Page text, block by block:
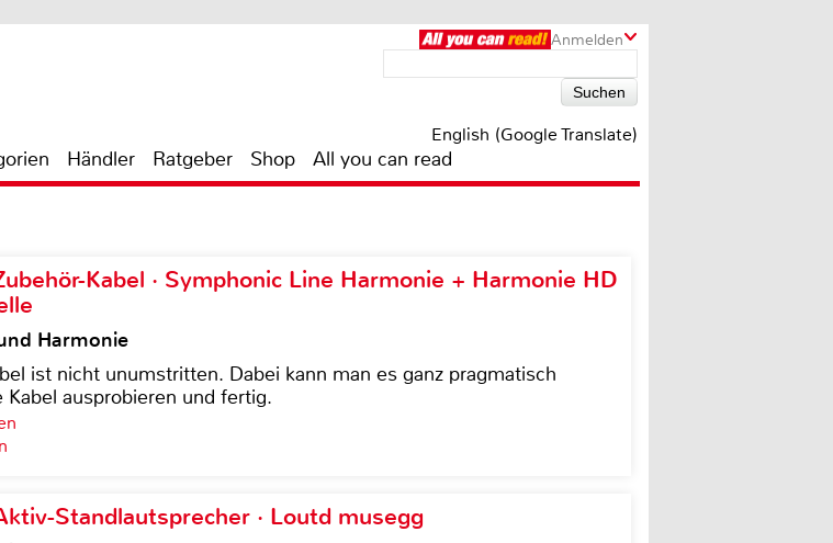
Anmelden
English (Google Translate)
Händler Ratgeber Shop All you can read
Kabel · Symphonic Line Harmonie + Harmonie HD
Harmonie
ist nicht unumstritten. Dabei kann man es ganz pragmatisch
Kabel ausprobieren und fertig.
Standlautsprecher · Loutd musegg